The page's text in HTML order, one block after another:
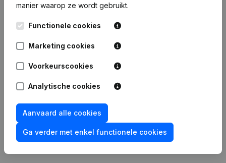
Publicatiesvan Maerschalck Pascal
22-01-2024 Wijziging(en) Statuten
15-01-2004
manier waarop ze wordt gebruikt.
Functionele cookies
Marketing cookies
Voorkeurscookies
Analytische cookies
Aanvaard alle cookies
Ga verder met enkel functionele cookies